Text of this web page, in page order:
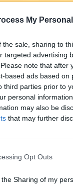
My
the sale, sharing to
targeted advertising
note that
based ads based
third parties prior to
personal
may also be
that may further
Opt Outs
Sharing of my